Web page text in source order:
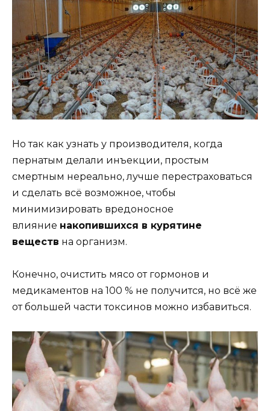
Но так как узнать у производителя, когда
пернатым делали инъекции, простым
смертным нереально, лучше перестраховаться
и сделать всё возможное, чтобы
минимизировать вредоносное
влияние накопившихся в курятине
веществ на организм.
Конечно, очистить мясо от гормонов и
медикаментов на 100 % не получится, но всё же
от большей части токсинов можно избавиться.